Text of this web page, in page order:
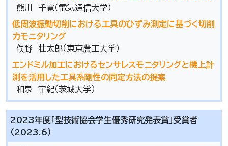
熊川 千寛（電気通信大学）
低周波振動切削における工具のひずみ測定に基づく切削
力モニタリング
俣野 壮太郎（東京農工大学）
エンドミル加工におけるセンサレスモニタリングと機上計
測を活用した工具系剛性の同定方法の提案
和泉 宇紀（茨城大学）
2023年度「型技術協会学生優秀研究発表賞」受賞者
（2023.6）